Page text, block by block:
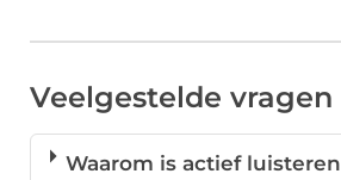
Veelgestelde vragen
Waarom is actief luisteren